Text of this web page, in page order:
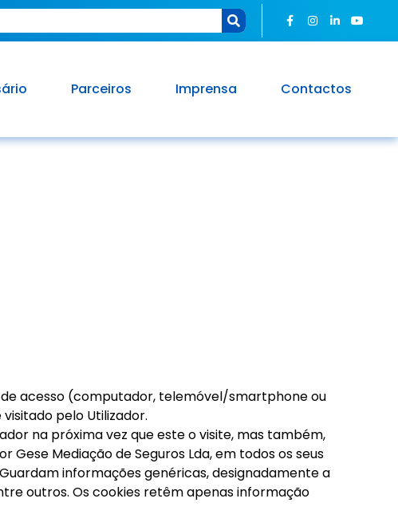
Parceiros Imprensa Contactos
acesso (computador, telemóvel/smartphone ou
pelo Utilizador.
na próxima vez que este o visite, mas também,
Mediação de Seguros Lda, em todos os seus
informações genéricas, designadamente a
outros. Os cookies retêm apenas informação